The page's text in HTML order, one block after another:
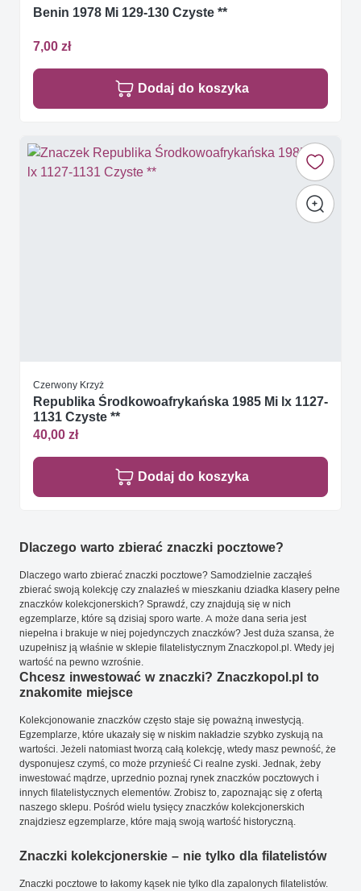
Benin 1978 Mi 129-130 Czyste **
7,00 zł
Dodaj do koszyka
Czerwony Krzyż
Republika Środkowoafrykańska 1985 Mi lx 1127-
1131 Czyste **
40,00 zł
Dodaj do koszyka
Dlaczego warto zbierać znaczki pocztowe?
Dlaczego warto zbierać znaczki pocztowe? Samodzielnie zacząłeś
zbierać swoją kolekcję czy znalazłeś w mieszkaniu dziadka klasery pełne
znaczków kolekcjonerskich? Sprawdź, czy znajdują się w nich
egzemplarze, które są dzisiaj sporo warte. A może dana seria jest
niepełna i brakuje w niej pojedynczych znaczków? Jest duża szansa, że
uzupełnisz ją właśnie w sklepie filatelistycznym Znaczkopol.pl. Wtedy jej
wartość na pewno wzrośnie.
Chcesz inwestować w znaczki? Znaczkopol.pl to
znakomite miejsce
Kolekcjonowanie znaczków często staje się poważną inwestycją.
Egzemplarze, które ukazały się w niskim nakładzie szybko zyskują na
wartości. Jeżeli natomiast tworzą całą kolekcję, wtedy masz pewność, że
dysponujesz czymś, co może przynieść Ci realne zyski. Jednak, żeby
inwestować mądrze, uprzednio poznaj rynek znaczków pocztowych i
innych filatelistycznych elementów. Zrobisz to, zapoznając się z ofertą
naszego sklepu. Pośród wielu tysięcy znaczków kolekcjonerskich
znajdziesz egzemplarze, które mają swoją wartość historyczną.
Znaczki kolekcjonerskie – nie tylko dla filatelistów
Znaczki pocztowe to łakomy kąsek nie tylko dla zapalonych filatelistów.